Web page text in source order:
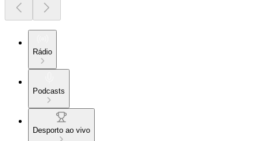
Rádio
Podcasts
Desporto ao vivo